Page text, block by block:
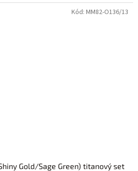
Gold/Sage Green) titanový set
Kód: MM82-O136/13